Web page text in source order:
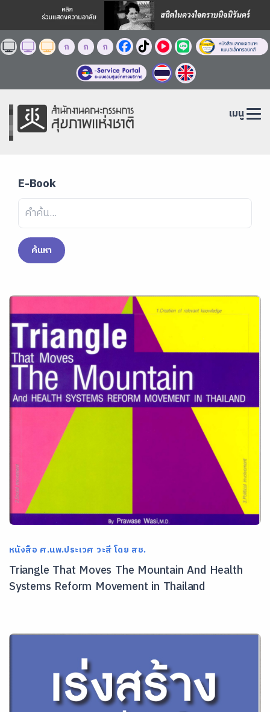
ก ก ก
เมนู
E-Book
ค้นหา
หนังสือ ศ.นพ.ประเวศ วะสี โดย สช.
Triangle That Moves The Mountain And Health
Systems Reform Movement in Thailand